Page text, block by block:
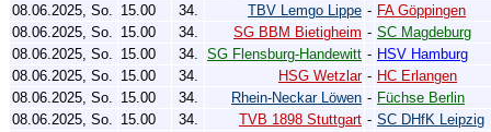
08.06.2025, So. 15.00 34. TBV Lemgo Lippe - FA Göppingen
08.06.2025, So. 15.00 34. SG BBM Bietigheim - SC Magdeburg
08.06.2025, So. 15.00 34. SG Flensburg-Handewitt - HSV Hamburg
08.06.2025, So. 15.00 34. HSG Wetzlar - HC Erlangen
08.06.2025, So. 15.00 34. Rhein-Neckar Löwen - Füchse Berlin
08.06.2025, So. 15.00 34. TVB 1898 Stuttgart - SC DHfK Leipzig